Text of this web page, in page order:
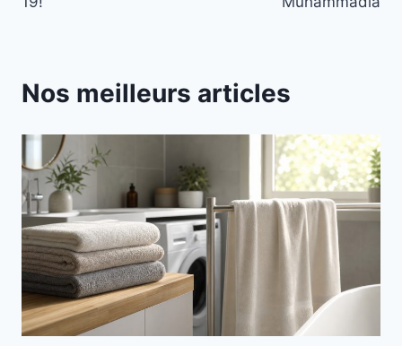
Nos meilleurs articles